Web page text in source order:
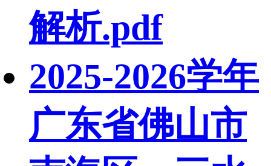
解析.pdf
2025-2026学年
广东省佛山市